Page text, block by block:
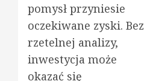
pomysł przyniesie
oczekiwane zyski. Bez
rzetelnej analizy,
inwestycja może
okazać się